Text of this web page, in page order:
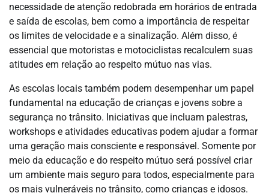
necessidade de atenção redobrada em horários de entrada
e saída de escolas, bem como a importância de respeitar
os limites de velocidade e a sinalização. Além disso, é
essencial que motoristas e motociclistas recalculem suas
atitudes em relação ao respeito mútuo nas vias.
As escolas locais também podem desempenhar um papel
fundamental na educação de crianças e jovens sobre a
segurança no trânsito. Iniciativas que incluam palestras,
workshops e atividades educativas podem ajudar a formar
uma geração mais consciente e responsável. Somente por
meio da educação e do respeito mútuo será possível criar
um ambiente mais seguro para todos, especialmente para
os mais vulneráveis no trânsito, como crianças e idosos.